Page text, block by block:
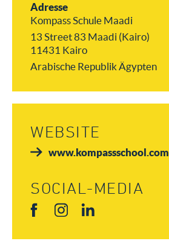
Adresse
Kompass Schule Maadi
13 Street 83 Maadi (Kairo)
11431 Kairo
Arabische Republik Ägypten
WEBSITE
www.kompassschool.com
SOCIAL-MEDIA